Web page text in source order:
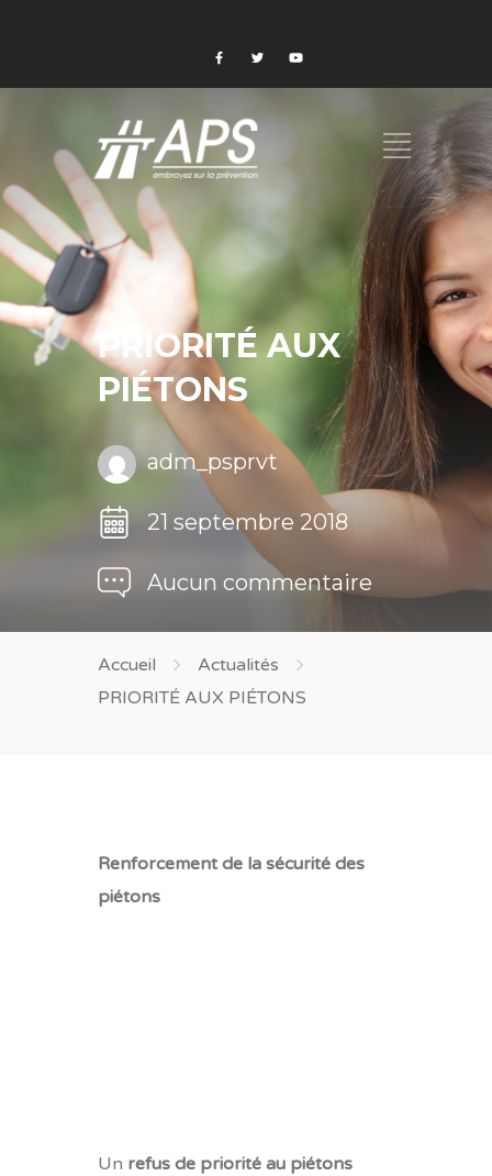
PRIORITÉ AUX
PIÉTONS
adm_psprvt
21 septembre 2018
Aucun commentaire
Accueil
Actualités
PRIORITÉ AUX PIÉTONS
Renforcement de la sécurité des
piétons
Un refus de priorité au piétons